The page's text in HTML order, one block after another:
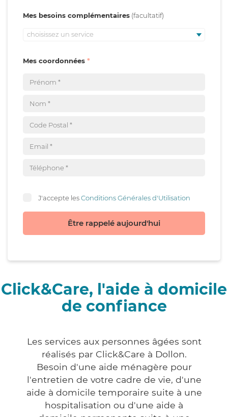
Mes besoins complémentaires
choisissez un service
Mes coordonnées
J'accepte lesConditions Générales d'Utilisation
Être rappelé aujourd'hui
Click&Care, l'aide à domicile
de confiance
Les services aux personnes âgées sont
réalisés par Click&Care à Dollon.
Besoin d'une aide ménagère pour
l'entretien de votre cadre de vie, d'une
aide à domicile temporaire suite à une
hospitalisation ou d'une aide à